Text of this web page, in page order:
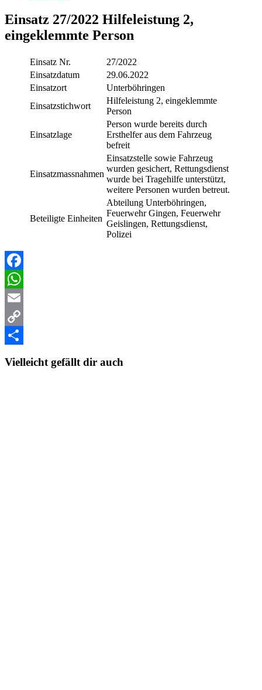
Einsatz 27/2022 Hilfeleistung 2,
eingeklemmte Person
Einsatz Nr.
27/2022
Einsatzdatum
29.06.2022
Einsatzort
Unterböhringen
Einsatzstichwort
Hilfeleistung 2, eingeklemmte
Person
Einsatzlage
Person wurde bereits durch
Ersthelfer aus dem Fahrzeug
befreit
Einsatzmassnahmen
Einsatzstelle sowie Fahrzeug
wurden gesichert, Rettungsdienst
wurde bei Tragehilfe unterstützt,
weitere Personen wurden betreut.
Beteiligte Einheiten
Abteilung Unterböhringen,
Feuerwehr Gingen, Feuerwehr
Geislingen, Rettungsdienst,
Polizei
Facebook
WhatsApp
Email
Copy
Vielleicht gefällt dir auch